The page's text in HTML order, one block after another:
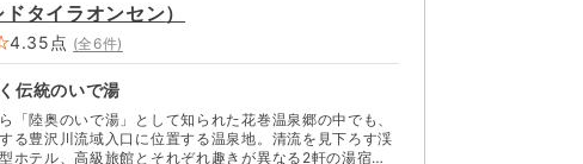
タイラオンセン）
4.35 点 (全 6件)
伝統のいで湯
「陸奥のいで湯」として知られた花巻温泉郷の中でも、
る豊沢川流域入口に位置する温泉地。清流を見下ろす渓
ホテル、高級旅館とそれぞれ趣きが異なる2軒の湯宿が